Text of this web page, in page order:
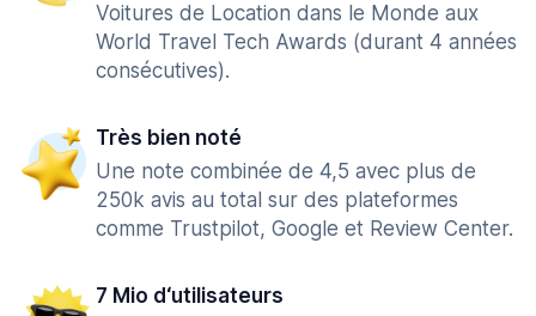
Voitures de Location dans le Monde aux
World Travel Tech Awards (durant 4 années
consécutives).
Très bien noté
Une note combinée de 4,5 avec plus de
250k avis au total sur des plateformes
comme Trustpilot, Google et Review Center.
7 Mio d‘utilisateurs